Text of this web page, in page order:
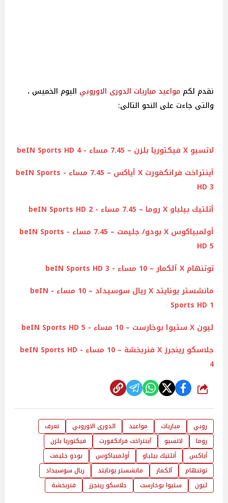
نقدم لكم مواعيد مباريات الدورى الاوروبي اليوم الخميس ،
والتى جاءت على النحو التالى:
لاتسيو X فيكتوريا بلزن – 7.45 مساء - beIN Sports HD 4
آينتراخت فرانكفورت X أياكس – 7.45 مساء - beIN Sports
HD 3
أتلتيك بيلباو X
روما – 7.45 مساء - beIN Sports HD 2
أولمبياكوس X بودو/ جليمت – 7.45 مساء - beIN Sports
HD 5
توتنهام X آلكمار – 10 مساء - beIN Sports HD 3
مانشستر يونايتد X ريال سوسيداد – 10 مساء - beIN
Sports HD 1
ليون X ستيوا بوخارست – 10 مساء - beIN Sports HD 5
جلاسكو رينجرز X فنربخشة – 10 مساء - beIN Sports HD
4
شارك
روبي مباريات مواعيد الدورى الاوروبي
تعرف
روما
لاتسيو آينتراخت فرانكفورت
فيكتوريا بلزن
أياكس
أتلتيك بيلباو أولمبياكوس
بودو جليمت
توتنهام
آلكمار مانشستر يونايتد
ريال سوسيداد
ليون
ستيوا بوخارست جلاسكو رينجرز فنربخشة